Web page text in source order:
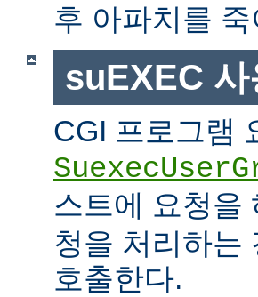
후 아파치를
suEXEC 사
CGI 프로그램
스트에 요청을
청을 처리하는
호출한다.